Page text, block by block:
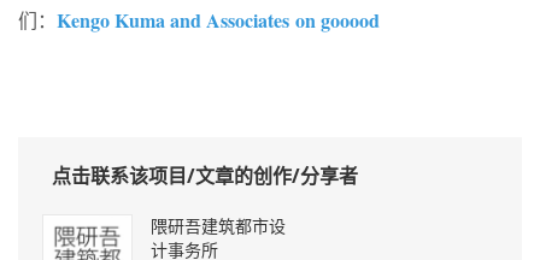
们： Kengo Kuma and Associates on gooood
点击联系该项目/文章的创作/分享者
隈研吾建筑都市设
计事务所